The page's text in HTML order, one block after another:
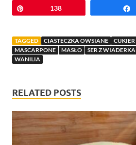
Przypnij138
TAGGED CIASTECZKA OWSIANE CUKIER
MASCARPONE
MASŁO SER Z WIADERKA
WANILIA
RELATED POSTS